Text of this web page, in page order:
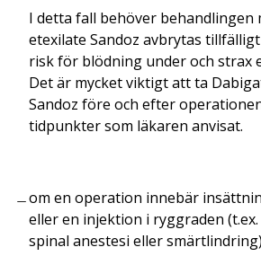
I detta fall behöver behandlingen
etexilate Sandoz avbrytas
risk för blödning under och strax
Det är mycket viktigt att ta
Sandoz före och efter
tidpunkter som läkaren anvisat.
om en operation innebär
eller en injektion i ryggraden
spinal anestesi eller